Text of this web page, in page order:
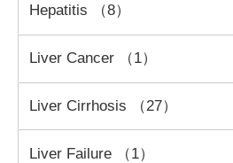
Hepatitis （8）
Liver Cancer （1）
Liver Cirrhosis （27）
Liver Failure （1）